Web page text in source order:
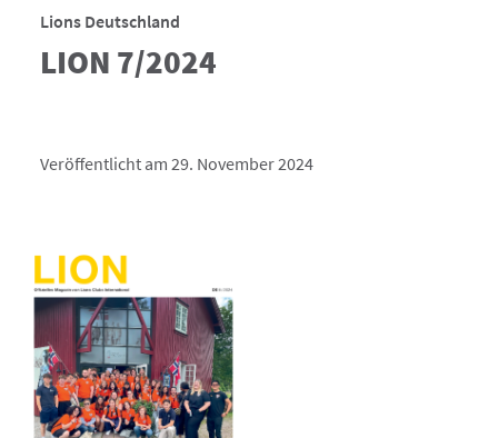
Lions Deutschland
LION 7/2024
Veröffentlicht am 29. November 2024